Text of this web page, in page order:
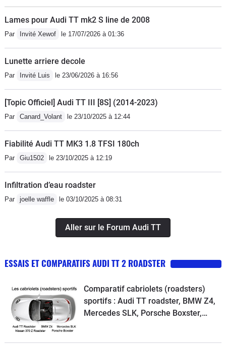
Lames pour Audi TT mk2 S line de 2008
Par Invité Xewof le 17/07/2026 à 01:36
Lunette arriere decole
Par Invité Luis le 23/06/2026 à 16:56
[Topic Officiel] Audi TT III [8S] (2014-2023)
Par Canard_Volant le 23/10/2025 à 12:44
Fiabilité Audi TT MK3 1.8 TFSI 180ch
Par Giu1502 le 23/10/2025 à 12:19
Infiltration d’eau roadster
Par joelle waffle le 03/10/2025 à 08:31
Aller sur le Forum Audi TT
ESSAIS ET COMPARATIFS AUDI TT 2 ROADSTER
Comparatif cabriolets (roadsters)
sportifs : Audi TT roadster, BMW Z4,
Mercedes SLK, Porsche Boxster,